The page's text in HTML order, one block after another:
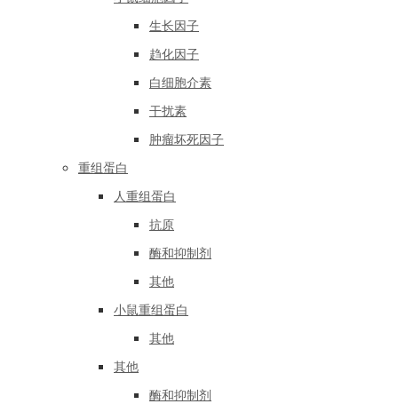
生长因子
趋化因子
白细胞介素
干扰素
肿瘤坏死因子
重组蛋白
人重组蛋白
抗原
酶和抑制剂
其他
小鼠重组蛋白
其他
其他
酶和抑制剂